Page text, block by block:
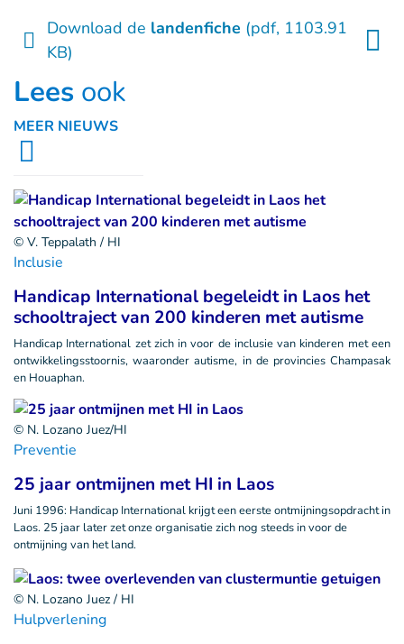
Download de landenfiche (pdf, 1103.91
KB)
Lees ook
MEER NIEUWS
© V. Teppalath / HI
Inclusie
Handicap International begeleidt in Laos het
schooltraject van 200 kinderen met autisme
Handicap International zet zich in voor de inclusie van kinderen met een
ontwikkelingsstoornis, waaronder autisme, in de provincies Champasak
en Houaphan.
© N. Lozano Juez/HI
Preventie
25 jaar ontmijnen met HI in Laos
Juni 1996: Handicap International krijgt een eerste ontmijningsopdracht in
Laos. 25 jaar later zet onze organisatie zich nog steeds in voor de
ontmijning van het land.
© N. Lozano Juez / HI
Hulpverlening